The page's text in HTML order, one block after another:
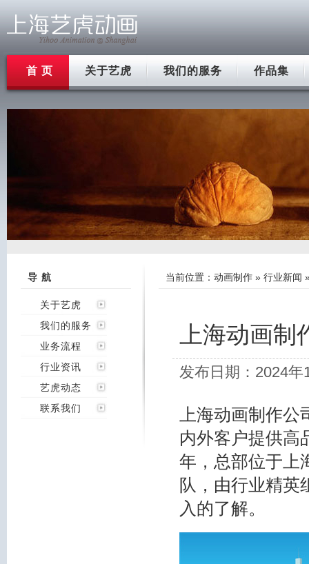
首 页 关于艺虎 我们的服务 作品集
导 航
关于艺虎
我们的服务
业务流程
行业资讯
艺虎动态
联系我们
当前位置： 动画制作 » 行业新闻
上海动画
发布日期：2024
上海动画制作
内外客户提供高
年，总部位于上
队，由行业精英
入的了解。